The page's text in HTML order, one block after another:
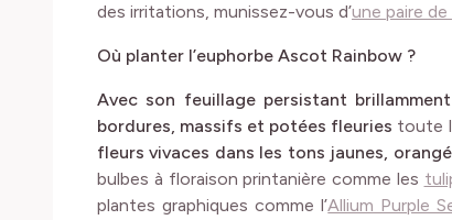
des irritations, munissez-vous d’une paire
Où planter l’euphorbe Ascot Rainbow ?
Avec son feuillage persistant
bordures, massifs et potées fleuries toute
fleurs vivaces dans les tons jaunes,
bulbes à floraison printanière comme les
plantes graphiques comme l’Allium Purple